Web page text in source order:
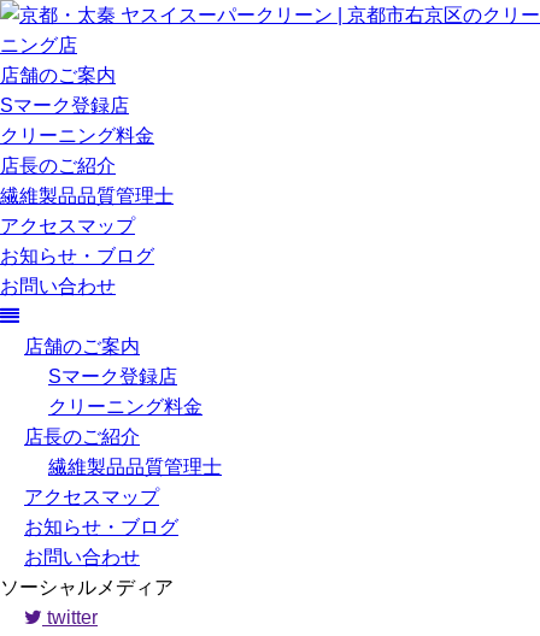
店舗のご案内
Sマーク登録店
クリーニング料金
店長のご紹介
繊維製品品質管理士
アクセスマップ
お知らせ・ブログ
お問い合わせ
店舗のご案内
Sマーク登録店
クリーニング料金
店長のご紹介
繊維製品品質管理士
アクセスマップ
お知らせ・ブログ
お問い合わせ
ソーシャルメディア
twitter